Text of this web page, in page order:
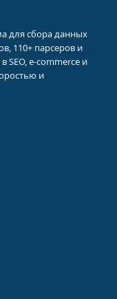
для сбора данных
110+ парсеров и
SEO, e-commerce и
и